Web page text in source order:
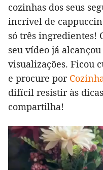
cozinhas dos seus
incrível de
só três ingredientes!
seu vídeo já
visualizações. Ficou
e procure por
difícil resistir às
compartilha!